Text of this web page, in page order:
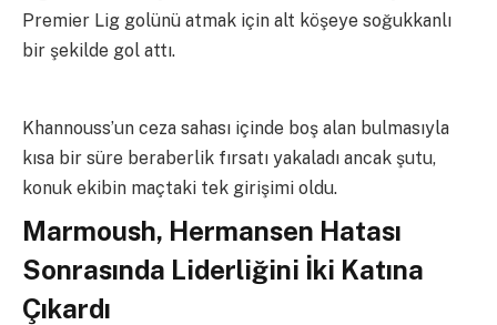
Premier Lig golünü atmak için alt köşeye soğukkanlı
bir şekilde gol attı.
Khannouss’un ceza sahası içinde boş alan bulmasıyla
kısa bir süre beraberlik fırsatı yakaladı ancak şutu,
konuk ekibin maçtaki tek girişimi oldu.
Marmoush, Hermansen Hatası
Sonrasında Liderliğini İki Katına
Çıkardı